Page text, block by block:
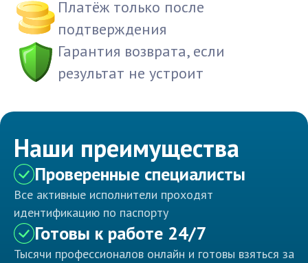
Платёж только после
подтверждения
Гарантия возврата, если
результат не устроит
Наши преимущества
Проверенные специалисты
Все активные исполнители проходят
идентификацию по паспорту
Готовы к работе 24/7
Тысячи профессионалов онлайн и готовы взяться за